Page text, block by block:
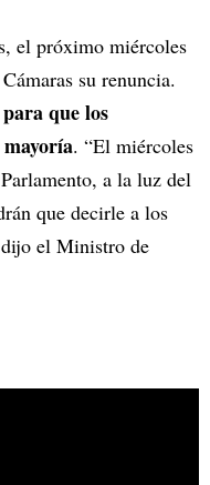
el próximo miércoles
su renuncia.
que los
. “El miércoles
a la luz del
que decirle a los
el Ministro de